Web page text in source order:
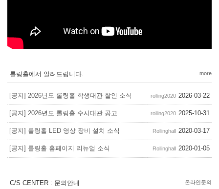
롤링홀에서 알려드립니다. more
[공지] 2026년도 롤링홀 학생대관 할인 소식 rolling2020 2026-03-22
[공지] 2026년도 롤링홀 수시대관 공고 rolling2020 2025-10-31
[공지] 롤링홀 LED 영상 장비 설치 소식 Rollinghall 2020-03-17
[공지] 롤링홀 홈페이지 리뉴얼 소식 Rollinghall 2020-01-05
C/S CENTER : 문의안내 온라인문의